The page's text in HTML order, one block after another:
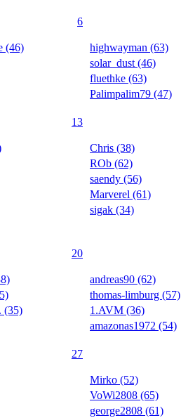
6
(46)
highwayman (63)
solar_dust (46)
fluethke (63)
Palimpalim79 (47)
13
Chris (38)
ROb (62)
saendy (56)
Marverel (61)
sigak (34)
20
(35)
andreas90 (62)
thomas-limburg (57)
1.AVM (36)
amazonas1972 (54)
27
Mirko (52)
VoWi2808 (65)
george2808 (61)